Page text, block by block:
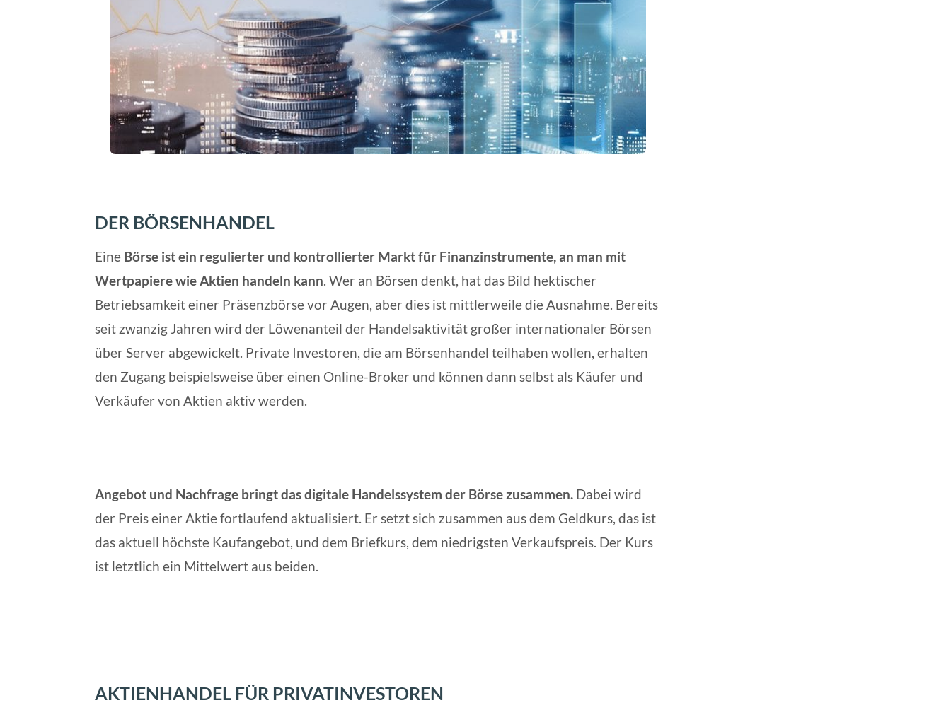
DER BÖRSENHANDEL
Eine Börse ist ein regulierter und kontrollierter Markt für Finanzinstrumente, an man mit
Wertpapiere wie Aktien handeln kann. Wer an Börsen denkt, hat das Bild hektischer
Betriebsamkeit einer Präsenzbörse vor Augen, aber dies ist mittlerweile die Ausnahme. Bereits
seit zwanzig Jahren wird der Löwenanteil der Handelsaktivität großer internationaler Börsen
über Server abgewickelt. Private Investoren, die am Börsenhandel teilhaben wollen, erhalten
den Zugang beispielsweise über einen Online-Broker und können dann selbst als Käufer und
Verkäufer von Aktien aktiv werden.
Angebot und Nachfrage bringt das digitale Handelssystem der Börse zusammen. Dabei wird
der Preis einer Aktie fortlaufend aktualisiert. Er setzt sich zusammen aus dem Geldkurs, das ist
das aktuell höchste Kaufangebot, und dem Briefkurs, dem niedrigsten Verkaufspreis. Der Kurs
ist letztlich ein Mittelwert aus beiden.
AKTIENHANDEL FÜR PRIVATINVESTOREN